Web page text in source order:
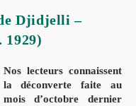
Djidjelli –
Nos lecteurs connaissent
la déconverte faite au
mois d’octobre dernier